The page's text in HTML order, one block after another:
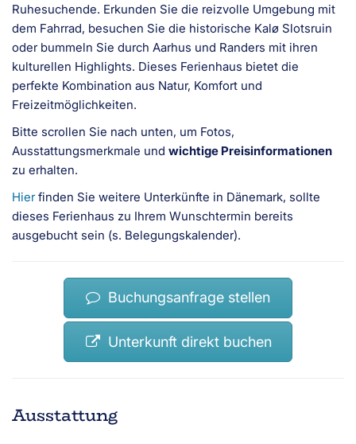
Ruhesuchende. Erkunden Sie die reizvolle Umgebung mit
dem Fahrrad, besuchen Sie die historische Kalø Slotsruin
oder bummeln Sie durch Aarhus und Randers mit ihren
kulturellen Highlights. Dieses Ferienhaus bietet die
perfekte Kombination aus Natur, Komfort und
Freizeitmöglichkeiten.
Bitte scrollen Sie nach unten, um Fotos,
Ausstattungsmerkmale und wichtige Preisinformationen
zu erhalten.
Hierfinden Sie weitere Unterkünfte in Dänemark, sollte
dieses Ferienhaus zu Ihrem Wunschtermin bereits
ausgebucht sein (s. Belegungskalender).
Buchungsanfrage stellen
Unterkunft direkt buchen
Ausstattung